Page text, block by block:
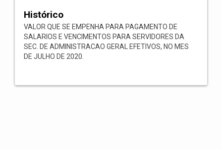
Histórico
VALOR QUE SE EMPENHA PARA PAGAMENTO DE
SALARIOS E VENCIMENTOS PARA SERVIDORES DA
SEC. DE ADMINISTRACAO GERAL EFETIVOS, NO MES
DE JULHO DE 2020.